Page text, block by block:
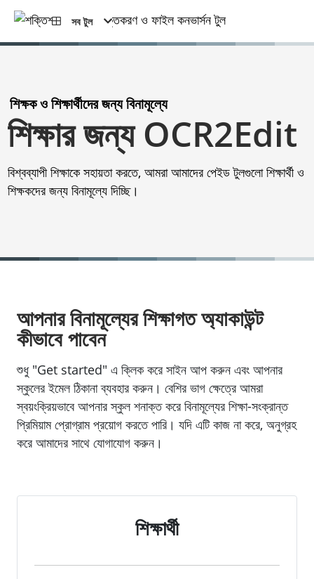
সব টুল
শিক্ষক ও শিক্ষার্থীদের জন্য বিনামূল্যে
শিক্ষার জন্য OCR2Edit
বিশ্বব্যাপী শিক্ষাকে সহায়তা করতে, আমরা আমাদের পেইড টুলগুলো শিক্ষার্থী ও
শিক্ষকদের জন্য বিনামূল্যে দিচ্ছি।
আপনার বিনামূল্যের শিক্ষাগত অ্যাকাউন্ট
কীভাবে পাবেন
শুধু "Get started" এ ক্লিক করে সাইন আপ করুন এবং আপনার
স্কুলের ইমেল ঠিকানা ব্যবহার করুন। বেশির ভাগ ক্ষেত্রে আমরা
স্বয়ংক্রিয়ভাবে আপনার স্কুল শনাক্ত করে বিনামূল্যের শিক্ষা-সংক্রান্ত
প্রিমিয়াম প্রোগ্রাম প্রয়োগ করতে পারি। যদি এটি কাজ না করে, অনুগ্রহ
করে আমাদের সাথে যোগাযোগ করুন।
শিক্ষার্থী